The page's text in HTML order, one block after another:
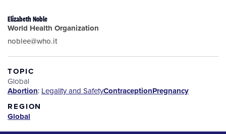
Elizabeth Noble
World Health Organization
noblee@who.it
TOPIC
Global
Abortion: Legality and SafetyContraceptionPregnancy
REGION
Global